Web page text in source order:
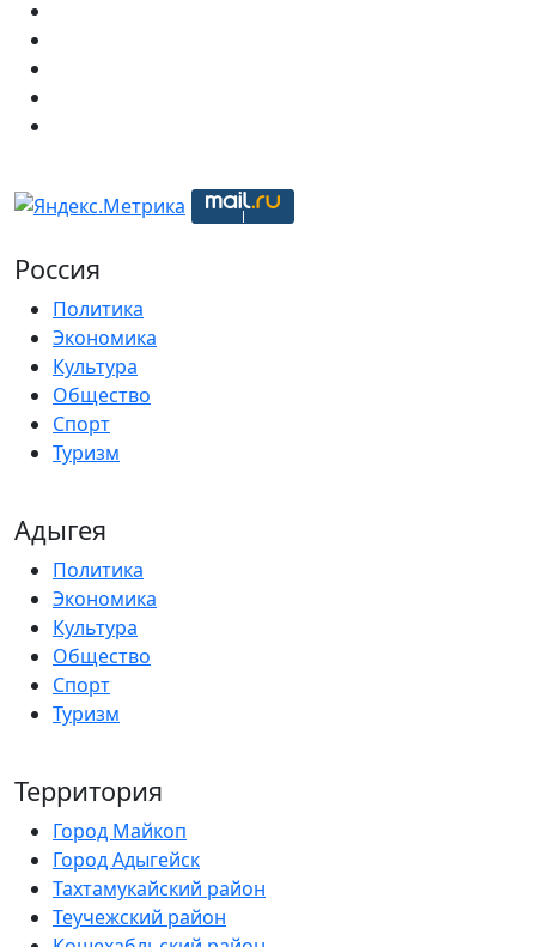
Россия
Политика
Экономика
Культура
Общество
Спорт
Туризм
Адыгея
Политика
Экономика
Культура
Общество
Спорт
Туризм
Территория
Город Майкоп
Город Адыгейск
Тахтамукайский район
Теучежский район